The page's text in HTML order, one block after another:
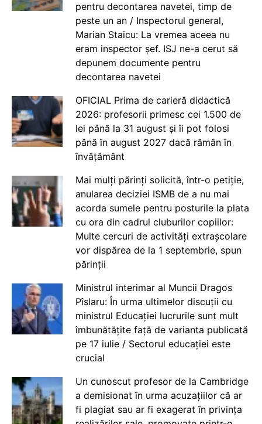
pentru decontarea navetei, timp de
peste un an / Inspectorul general,
Marian Staicu: La vremea aceea nu
eram inspector șef. ISJ ne-a cerut să
depunem documente pentru
decontarea navetei
OFICIAL Prima de carieră didactică
2026: profesorii primesc cei 1.500 de
lei până la 31 august și îi pot folosi
până în august 2027 dacă rămân în
învățământ
Mai mulți părinți solicită, într-o petiție,
anularea deciziei ISMB de a nu mai
acorda sumele pentru posturile la plata
cu ora din cadrul cluburilor copiilor:
Multe cercuri de activități extrașcolare
vor dispărea de la 1 septembrie, spun
părinții
Ministrul interimar al Muncii Dragos
Pîslaru: În urma ultimelor discuții cu
ministrul Educației lucrurile sunt mult
îmbunătățite față de varianta publicată
pe 17 iulie / Sectorul educației este
crucial
Un cunoscut profesor de la Cambridge
a demisionat în urma acuzațiilor că ar
fi plagiat sau ar fi exagerat în privința